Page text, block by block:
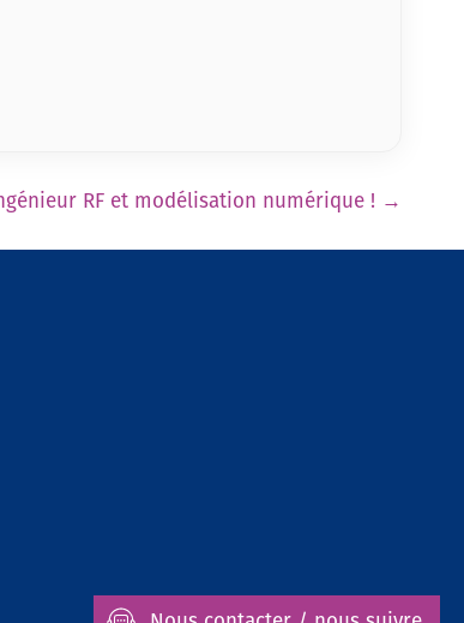
RF et modélisation numérique ! →